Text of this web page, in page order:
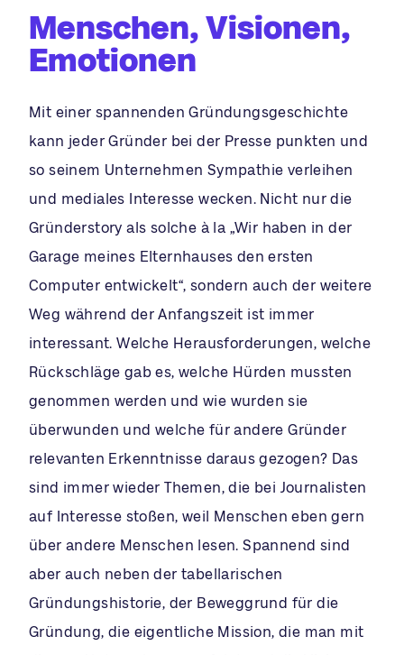
Menschen, Visionen,
Emotionen
Mit einer spannenden Gründungsgeschichte
kann jeder Gründer bei der Presse punkten und
so seinem Unternehmen Sympathie verleihen
und mediales Interesse wecken. Nicht nur die
Gründerstory als solche à la „Wir haben in der
Garage meines Elternhauses den ersten
Computer entwickelt“, sondern auch der weitere
Weg während der Anfangszeit ist immer
interessant. Welche Herausforderungen, welche
Rückschläge gab es, welche Hürden mussten
genommen werden und wie wurden sie
überwunden und welche für andere Gründer
relevanten Erkenntnisse daraus gezogen? Das
sind immer wieder Themen, die bei Journalisten
auf Interesse stoßen, weil Menschen eben gern
über andere Menschen lesen. Spannend sind
aber auch neben der tabellarischen
Gründungshistorie, der Beweggrund für die
Gründung, die eigentliche Mission, die man mit